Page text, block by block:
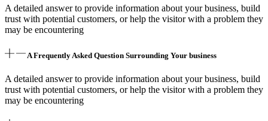
A detailed answer to provide information about your business, build
trust with potential customers, or help the visitor with a problem they
may be encountering
A Frequently Asked Question Surrounding Your business
A detailed answer to provide information about your business, build
trust with potential customers, or help the visitor with a problem they
may be encountering